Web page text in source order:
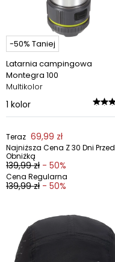
-50% Taniej
Latarnia campingowa
Montegra 100
Multikolor
1 kolor
Teraz 69,99 zł
Najniższa Cena Z 30 Dni Przed
Obniżką
139,99 zł - 50%
Cena Regularna
139,99 zł - 50%